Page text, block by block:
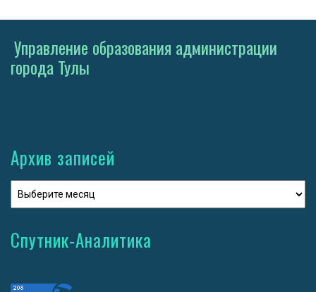
Управление образования администрации
города Тулы
Архив записей
Спутник-Аналитика